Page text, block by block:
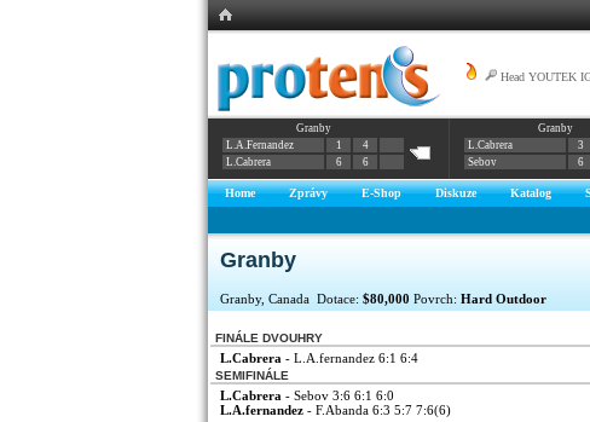
Head YOUTEK
Granby
L.A.Fernandez
1
4
L.Cabrera
6 6
Granby
L.Cabrera
3
Sebov
6
Home Zprávy E-Shop Diskuze Katalog
Granby
Granby, Canada Dotace: $80,000 Povrch: Hard Outdoor
FINÁLE DVOUHRY
L.Cabrera - L.A.fernandez 6:1 6:4
SEMIFINÁLE
L.Cabrera - Sebov 3:6 6:1 6:0
L.A.fernandez - F.Abanda 6:3 5:7 7:6(6)